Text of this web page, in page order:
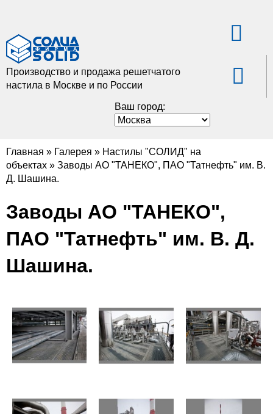
Производство и продажа решетчатого
настила в Москве и по России
Ваш город:
Главная » Галерея » Настилы "СОЛИД" на
объектах » Заводы АО "ТАНЕКО", ПАО "Татнефть" им. В.
Д. Шашина.
Заводы АО "ТАНЕКО",
ПАО "Татнефть" им. В. Д.
Шашина.